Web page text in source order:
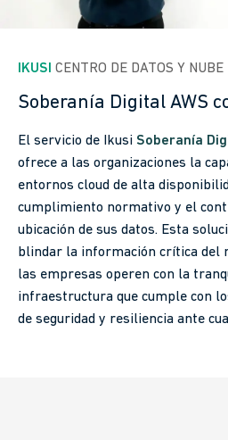
IKUSI CENTRO DE DATOS Y NUBE
Soberanía Digital AWS
El servicio de Ikusi Soberanía
ofrece a las organizaciones la
entornos cloud de alta
cumplimiento normativo y el
ubicación de sus datos. Esta
blindar la información crítica del
las empresas operen con la
infraestructura que cumple con
de seguridad y resiliencia ante